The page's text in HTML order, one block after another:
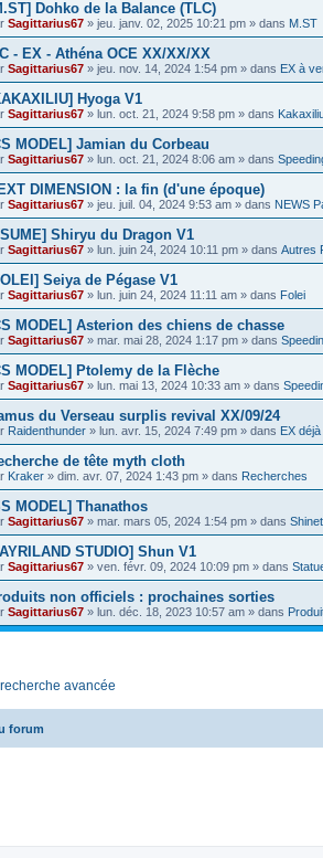
Dohko de la Balance (TLC)
Sagittarius67 » jeu. janv. 02, 2025 10:21 pm » dans M.ST
- EX - Athéna OCE XX/XX/XX
Sagittarius67 » jeu. nov. 14, 2024 1:54 pm » dans EX à
Hyoga V1
Sagittarius67 » lun. oct. 21, 2024 9:58 pm » dans
MODEL] Jamian du Corbeau
Sagittarius67 » lun. oct. 21, 2024 8:06 am » dans
DIMENSION : la fin (d'une époque)
Sagittarius67 » jeu. juil. 04, 2024 9:53 am » dans NEWS
Shiryu du Dragon V1
Sagittarius67 » lun. juin 24, 2024 10:11 pm » dans Autres
Seiya de Pégase V1
Sagittarius67 » lun. juin 24, 2024 11:11 am » dans Folei
MODEL] Asterion des chiens de chasse
Sagittarius67 » mar. mai 28, 2024 1:17 pm » dans
MODEL] Ptolemy de la Flèche
Sagittarius67 » lun. mai 13, 2024 10:33 am » dans
du Verseau surplis revival XX/09/24
Raidenthunder » lun. avr. 15, 2024 7:49 pm » dans EX
de tête myth cloth
Kraker » dim. avr. 07, 2024 1:43 pm » dans Recherches
MODEL] Thanathos
Sagittarius67 » mar. mars 05, 2024 1:54 pm » dans
STUDIO] Shun V1
Sagittarius67 » ven. févr. 09, 2024 10:09 pm » dans
non officiels : prochaines sorties
Sagittarius67 » lun. déc. 18, 2023 10:57 am » dans
avancée
forum